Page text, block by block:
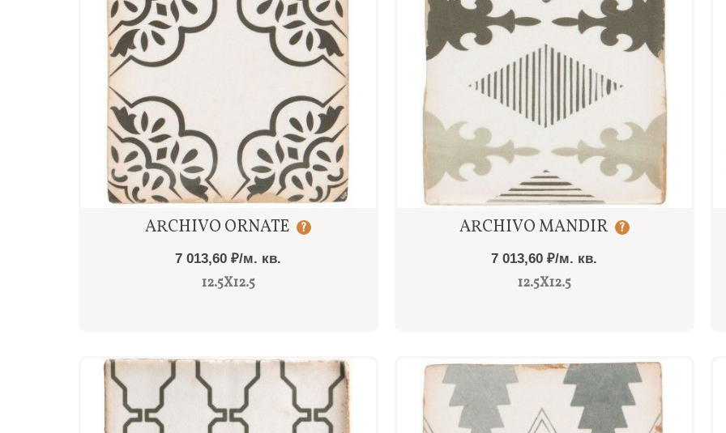
Быстрый просмотр
ARCHIVO ORNATE ?
7 013,60 ₽/м. кв.
12.5X12.5
Быстрый просмотр
ARCHIVO MANDIR ?
7 013,60 ₽/м. кв.
12.5X12.5